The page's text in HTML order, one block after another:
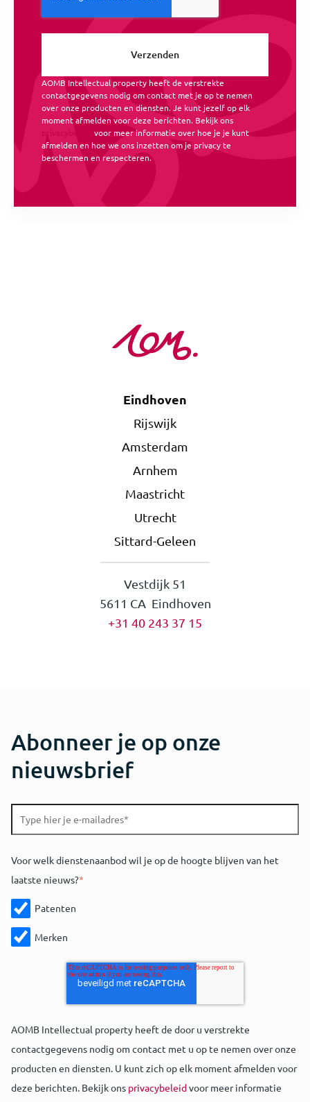
AOMB Intellectual property heeft de verstrekte
contactgegevens nodig om contact met je op te nemen
over onze producten en diensten. Je kunt jezelf op elk
moment afmelden voor deze berichten. Bekijk ons
voor meer informatie over hoe je je kunt
afmelden en hoe we ons inzetten om je privacy te
beschermen en respecteren.
Eindhoven
Rijswijk
Amsterdam
Arnhem
Maastricht
Utrecht
Sittard-Geleen
Vestdijk 51
5611 CA Eindhoven
+31 40 243 37 15
Abonneer je op onze
nieuwsbrief
Voor welk dienstenaanbod wil je op de hoogte blijven van het
laatste nieuws?*
Patenten
Merken
AOMB Intellectual property heeft de door u verstrekte
contactgegevens nodig om contact met u op te nemen over onze
producten en diensten. U kunt zich op elk moment afmelden voor
deze berichten. Bekijk ons privacybeleidvoor meer informatie